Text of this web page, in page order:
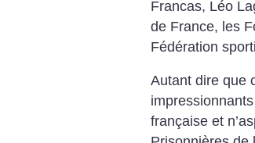
Francas, Léo
de France, les
Fédération
Autant dire que
française et